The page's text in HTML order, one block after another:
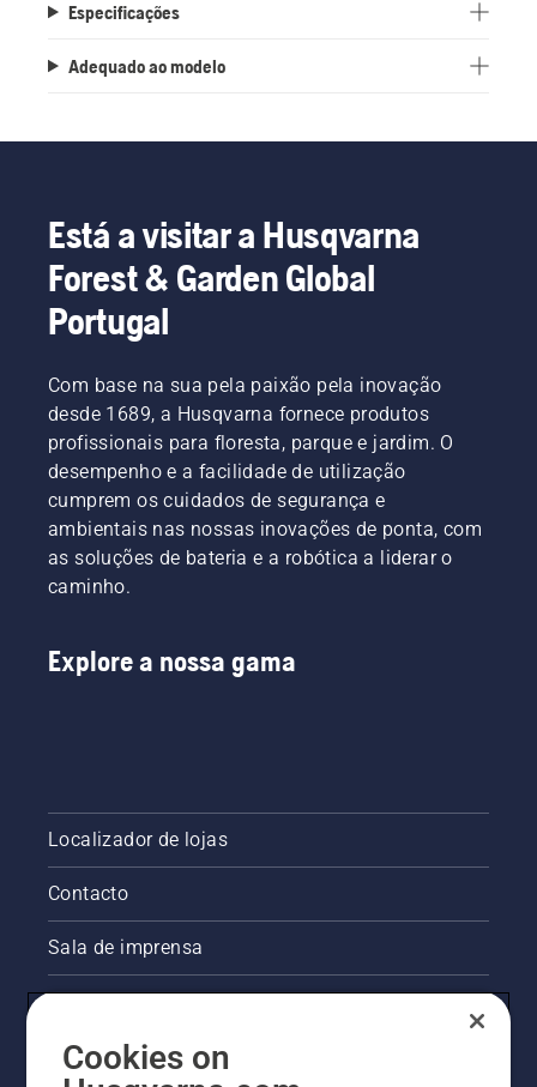
Especificações
Adequado ao modelo
Está a visitar a Husqvarna
Forest & Garden Global
Portugal
Com base na sua pela paixão pela inovação
desde 1689, a Husqvarna fornece produtos
profissionais para floresta, parque e jardim. O
desempenho e a facilidade de utilização
cumprem os cuidados de segurança e
ambientais nas nossas inovações de ponta, com
as soluções de bateria e a robótica a liderar o
caminho.
Explore a nossa gama
Localizador de lojas
Contacto
Sala de imprensa
Outros websites da Husqvarna
Cookies on